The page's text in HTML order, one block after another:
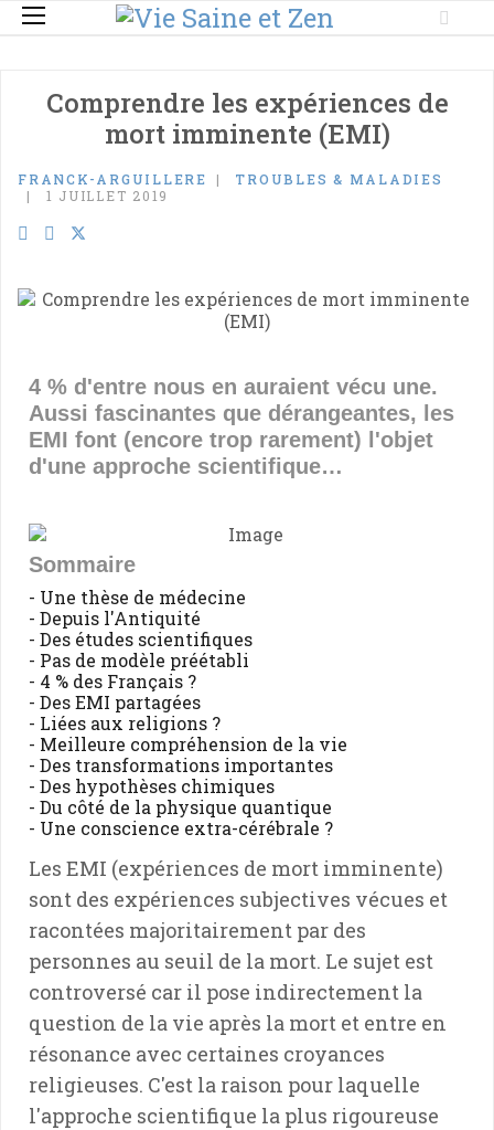
Comprendre les expériences de
mort imminente (EMI)
FRANCK-ARGUILLERE
TROUBLES & MALADIES
1 JUILLET 2019
4 % d'entre nous en auraient vécu une.
Aussi fascinantes que dérangeantes, les
EMI font (encore trop rarement) l'objet
d'une approche scientifique…
Sommaire
- Une thèse de médecine
- Depuis l'Antiquité
- Des études scientifiques
- Pas de modèle préétabli
- 4 % des Français ?
- Des EMI partagées
- Liées aux religions ?
- Meilleure compréhension de la vie
- Des transformations importantes
- Des hypothèses chimiques
- Du côté de la physique quantique
- Une conscience extra-cérébrale ?
Les EMI (expériences de mort imminente)
sont des expériences subjectives vécues et
racontées majoritairement par des
personnes au seuil de la mort. Le sujet est
controversé car il pose indirectement la
question de la vie après la mort et entre en
résonance avec certaines croyances
religieuses. C'est la raison pour laquelle
l'approche scientifique la plus rigoureuse